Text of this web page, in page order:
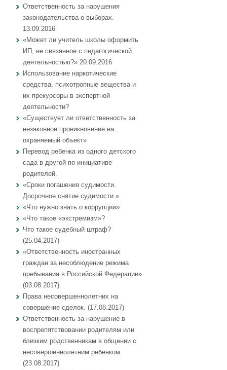
Ответственность за нарушения
законодательства о выборах.
13.09.2016
«Может ли учитель школы оформить
ИП, не связанное с педагогической
деятельностью?» 20.09.2016
Использование наркотические
средства, психотропные вещества и
их прекурсоры в экспертной
деятельности?
«Существует ли ответственность за
незаконное проникновение на
охраняемый объект»
Перевод ребенка из одного детского
сада в другой по инициативе
родителей.
«Сроки погашения судимости.
Досрочное снятие судимости »
«Что нужно знать о коррупции»
«Что такое «экстремизм»?
Что такое судебный штраф?
(25.04.2017)
«Ответственность иностранных
граждан за несоблюдение режима
пребывания в Российской Федерации»
(03.08.2017)
Права несовершеннолетних на
совершение сделок. (17.08.2017)
Ответственность за нарушение в
воспрепятствовании родителям или
близким родственникам в общении с
несовершеннолетним ребенком.
(23.08.2017)